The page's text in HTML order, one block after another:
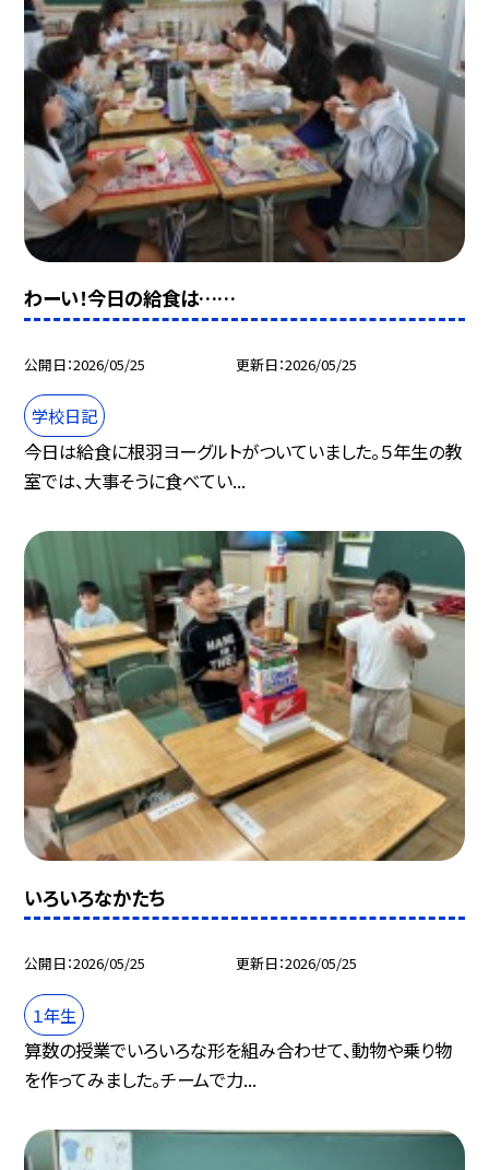
わーい！今日の給食は……
公開日 2026/05/25 更新日 2026/05/25
学校日記
今日は給食に根羽ヨーグルトがついていました。５年生の教
室では、大事そうに食べてい...
いろいろなかたち
公開日 2026/05/25 更新日 2026/05/25
１年生
算数の授業でいろいろな形を組み合わせて、動物や乗り物
を作ってみました。チームで力...